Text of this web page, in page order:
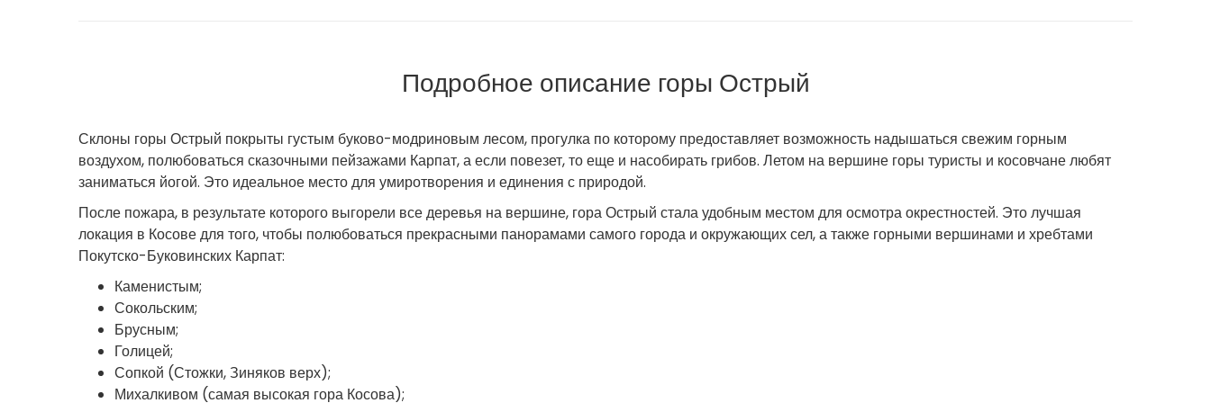
Подробное описание горы Острый
Склоны горы Острый покрыты густым буково-модриновым лесом, прогулка по которому предоставляет возможность надышаться свежим горным
воздухом, полюбоваться сказочными пейзажами Карпат, а если повезет, то еще и насобирать грибов. Летом на вершине горы туристы и косовчане любят
заниматься йогой. Это идеальное место для умиротворения и единения с природой.
После пожара, в результате которого выгорели все деревья на вершине, гора Острый стала удобным местом для осмотра окрестностей. Это лучшая
локация в Косове для того, чтобы полюбоваться прекрасными панорамами самого города и окружающих сел, а также горными вершинами и хребтами
Покутско-Буковинских Карпат:
Каменистым;
Сокольским;
Брусным;
Голицей;
Сопкой (Стожки, Зиняков верх);
Михалкивом (самая высокая гора Косова);